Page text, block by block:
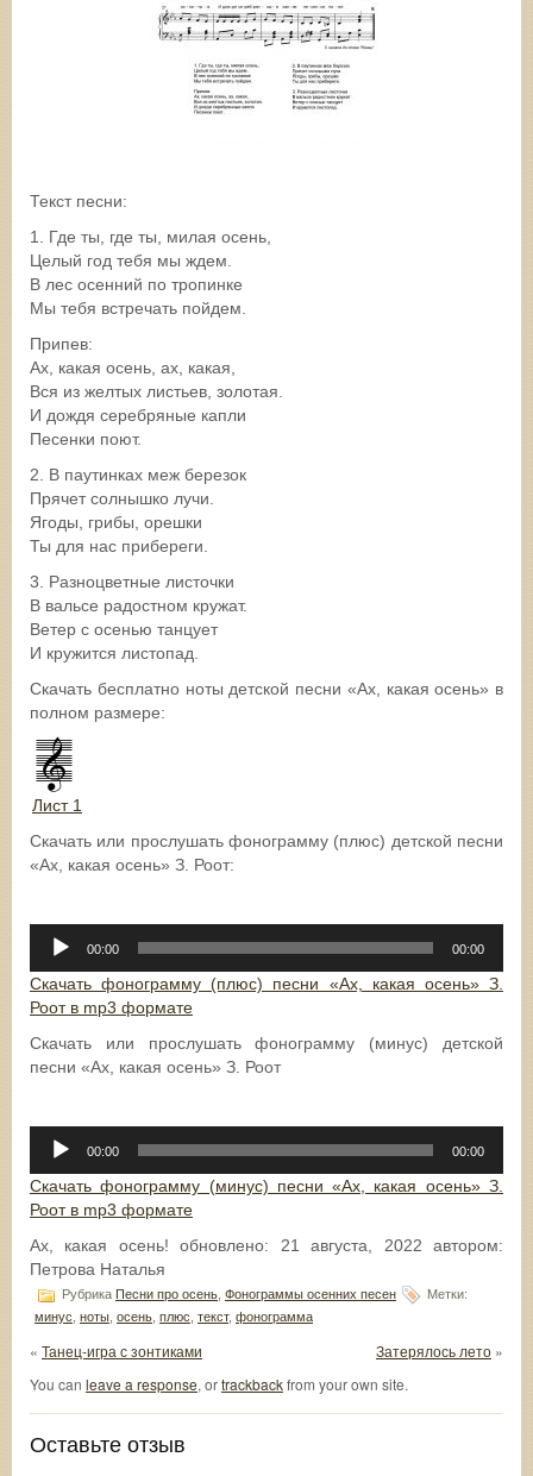
Текст песни:
1. Где ты, где ты, милая осень,
Целый год тебя мы ждем.
В лес осенний по тропинке
Мы тебя встречать пойдем.
Припев:
Ах, какая осень, ах, какая,
Вся из желтых листьев, золотая.
И дождя серебряные капли
Песенки поют.
2. В паутинках меж березок
Прячет солнышко лучи.
Ягоды, грибы, орешки
Ты для нас прибереги.
3. Разноцветные листочки
В вальсе радостном кружат.
Ветер с осенью танцует
И кружится листопад.
Скачать бесплатно ноты детской песни «Ах, какая осень» в
полном размере:
Лист 1
Скачать или прослушать фонограмму (плюс) детской песни
«Ах, какая осень» З. Роот:
Аудиоплеер
00:00 00:00
Скачать фонограмму (плюс) песни «Ах, какая осень» З.
Роот в mp3 формате
Скачать или прослушать фонограмму (минус) детской
песни «Ах, какая осень» З. Роот
Аудиоплеер
00:00 00:00
Скачать фонограмму (минус) песни «Ах, какая осень» З.
Роот в mp3 формате
Ах, какая осень! обновлено: 21 августа, 2022 автором:
Петрова Наталья
Рубрика Песни про осень Фонограммы осенних песен
Метки:
минус ноты осень плюс текст, фонограмма
« Танец-игра с зонтиками Затерялось лето »
You can leave a response, ortrackbackfrom your own site.
Оставьте отзыв